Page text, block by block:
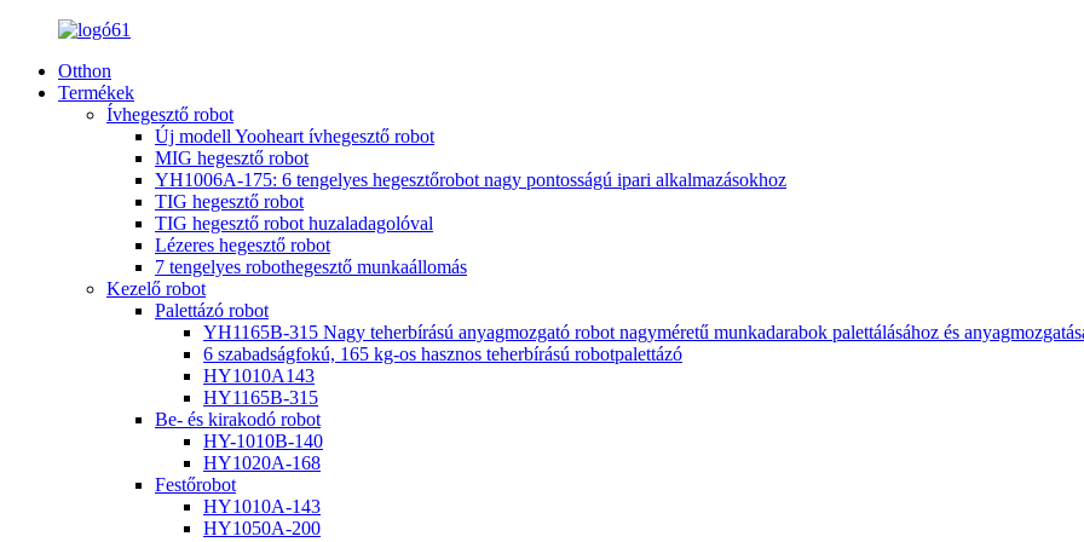
Otthon
Termékek
Ívhegesztő robot
Új modell Yooheart ívhegesztő robot
MIG hegesztő robot
YH1006A-175: 6 tengelyes hegesztőrobot nagy pontosságú ipari alkalmazásokhoz
TIG hegesztő robot
TIG hegesztő robot huzaladagolóval
Lézeres hegesztő robot
7 tengelyes robothegesztő munkaállomás
Kezelő robot
Palettázó robot
YH1165B-315 Nagy teherbírású anyagmozgató robot nagyméretű munkadarabok palettálásához és
6 szabadságfokú, 165 kg-os hasznos teherbírású robotpalettázó
HY1010A143
HY1165B-315
Be- és kirakodó robot
HY-1010B-140
HY1020A-168
Festőrobot
HY1010A-143
HY1050A-200